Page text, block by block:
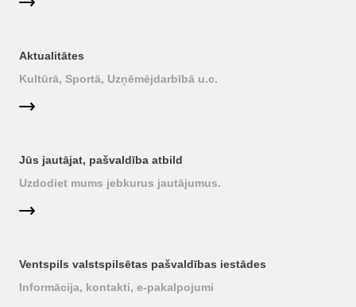
Aktualitātes
Kultūrā, Sportā, Uzņēmējdarbībā u.c.
Jūs jautājat, pašvaldība atbild
Uzdodiet mums jebkurus jautājumus.
Ventspils valstspilsētas pašvaldības iestādes
Informācija, kontakti, e-pakalpojumi